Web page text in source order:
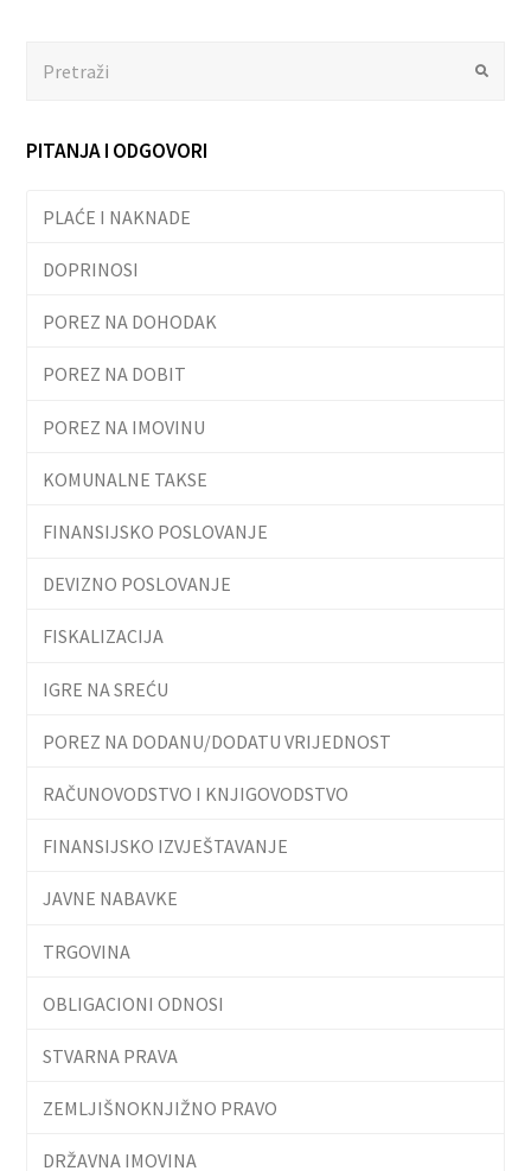
PITANJA I ODGOVORI
PLAĆE I NAKNADE
DOPRINOSI
POREZ NA DOHODAK
POREZ NA DOBIT
POREZ NA IMOVINU
KOMUNALNE TAKSE
FINANSIJSKO POSLOVANJE
DEVIZNO POSLOVANJE
FISKALIZACIJA
IGRE NA SREĆU
POREZ NA DODANU/DODATU VRIJEDNOST
RAČUNOVODSTVO I KNJIGOVODSTVO
FINANSIJSKO IZVJEŠTAVANJE
JAVNE NABAVKE
TRGOVINA
OBLIGACIONI ODNOSI
STVARNA PRAVA
ZEMLJIŠNOKNJIŽNO PRAVO
DRŽAVNA IMOVINA